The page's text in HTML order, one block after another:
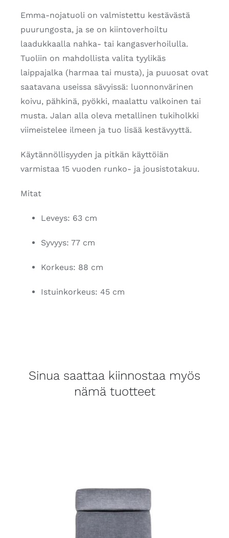
Emma-nojatuoli on valmistettu kestävästä
puurungosta, ja se on kiintoverhoiltu
laadukkaalla nahka- tai kangasverhoilulla.
Tuoliin on mahdollista valita tyylikäs
laippajalka (harmaa tai musta), ja puuosat ovat
saatavana useissa sävyissä: luonnonvärinen
koivu, pähkinä, pyökki, maalattu valkoinen tai
musta. Jalan alla oleva metallinen tukiholkki
viimeistelee ilmeen ja tuo lisää kestävyyttä.
Käytännöllisyyden ja pitkän käyttöiän
varmistaa 15 vuoden runko- ja jousistotakuu.
Mitat
Leveys: 63 cm
Syvyys: 77 cm
Korkeus: 88 cm
Istuinkorkeus: 45 cm
Sinua saattaa kiinnostaa myös
nämä tuotteet